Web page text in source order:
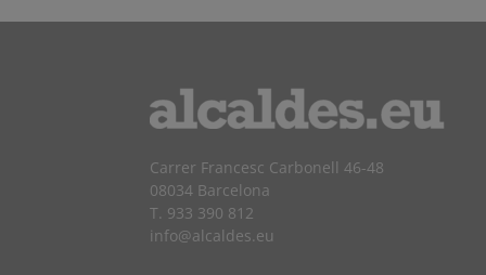
Carrer Francesc Carbonell 46-48
08034 Barcelona
T. 933 390 812
info@alcaldes.eu